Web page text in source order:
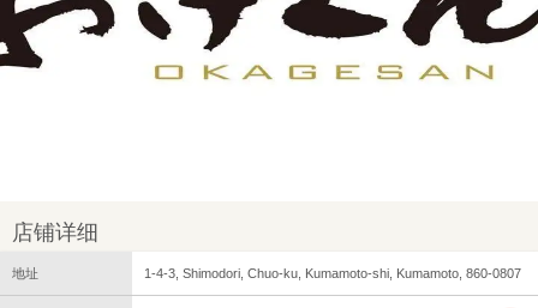
店铺详细
地址 1-4-3, Shimodori, Chuo-ku, Kumamoto-shi, Kumamoto, 860-0807